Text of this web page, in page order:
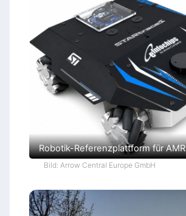
Robotik-Referenzplattform für AMR
Bild: Arrow Central Europe GmbH